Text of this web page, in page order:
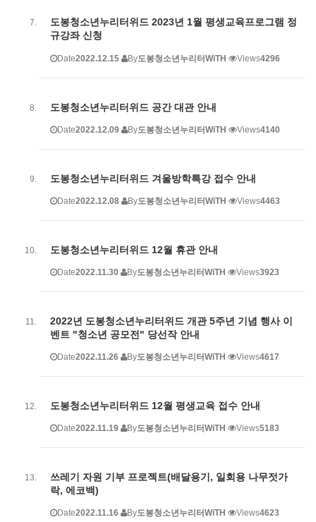
도봉청소년누리터위드 2023년 1월 평생교육프로그램 정
규강좌 신청
Date2022.12.15 By도봉청소년누리터WiTH Views4296
도봉청소년누리터위드 공간 대관 안내
Date2022.12.09 By도봉청소년누리터WiTH Views4140
도봉청소년누리터위드 겨울방학특강 접수 안내
Date2022.12.08 By도봉청소년누리터WiTH Views4463
도봉청소년누리터위드 12월 휴관 안내
Date2022.11.30 By도봉청소년누리터WiTH Views3923
2022년 도봉청소년누리터위드 개관 5주년 기념 행사 이
벤트 "청소년 공모전" 당선작 안내
Date2022.11.26 By도봉청소년누리터WiTH Views4617
도봉청소년누리터위드 12월 평생교육 접수 안내
Date2022.11.19 By도봉청소년누리터WiTH Views5183
쓰레기 자원 기부 프로젝트(배달용기, 일회용 나무젓가
락, 에코백)
Date2022.11.16 By도봉청소년누리터WiTH Views4623